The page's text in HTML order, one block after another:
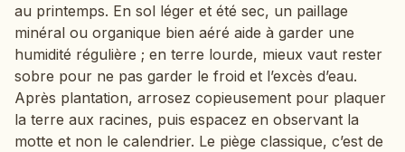
au printemps. En sol léger et été sec, un paillage
minéral ou organique bien aéré aide à garder une
humidité régulière ; en terre lourde, mieux vaut rester
sobre pour ne pas garder le froid et l’excès d’eau.
Après plantation, arrosez copieusement pour plaquer
la terre aux racines, puis espacez en observant la
motte et non le calendrier. Le piège classique, c’est de